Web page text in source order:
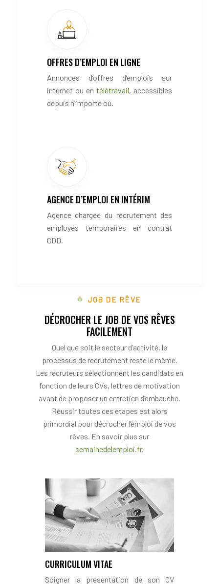
OFFRES D’EMPLOI EN LIGNE
Annonces d’offres d’emplois sur
internet ou entélétravail, accessibles
depuis n’importe où.
AGENCE D’EMPLOI EN INTÉRIM
Agence chargée du recrutement des
employés temporaires en contrat
CDD.
JOB DE RÊVE
DÉCROCHER LE JOB DE VOS RÊVES
FACILEMENT
Quel que soit le secteur d’activité, le
processus de recrutement reste le même.
Les recruteurs sélectionnent les candidats en
fonction de leurs CVs, lettres de motivation
avant de proposer un entretien d’embauche.
Réussir toutes ces étapes est alors
primordial pour décrocher l’emploi de vos
rêves. En savoir plus sur
semainedelemploi.fr.
CURRICULUM VITAE
Soigner la présentation de son CV